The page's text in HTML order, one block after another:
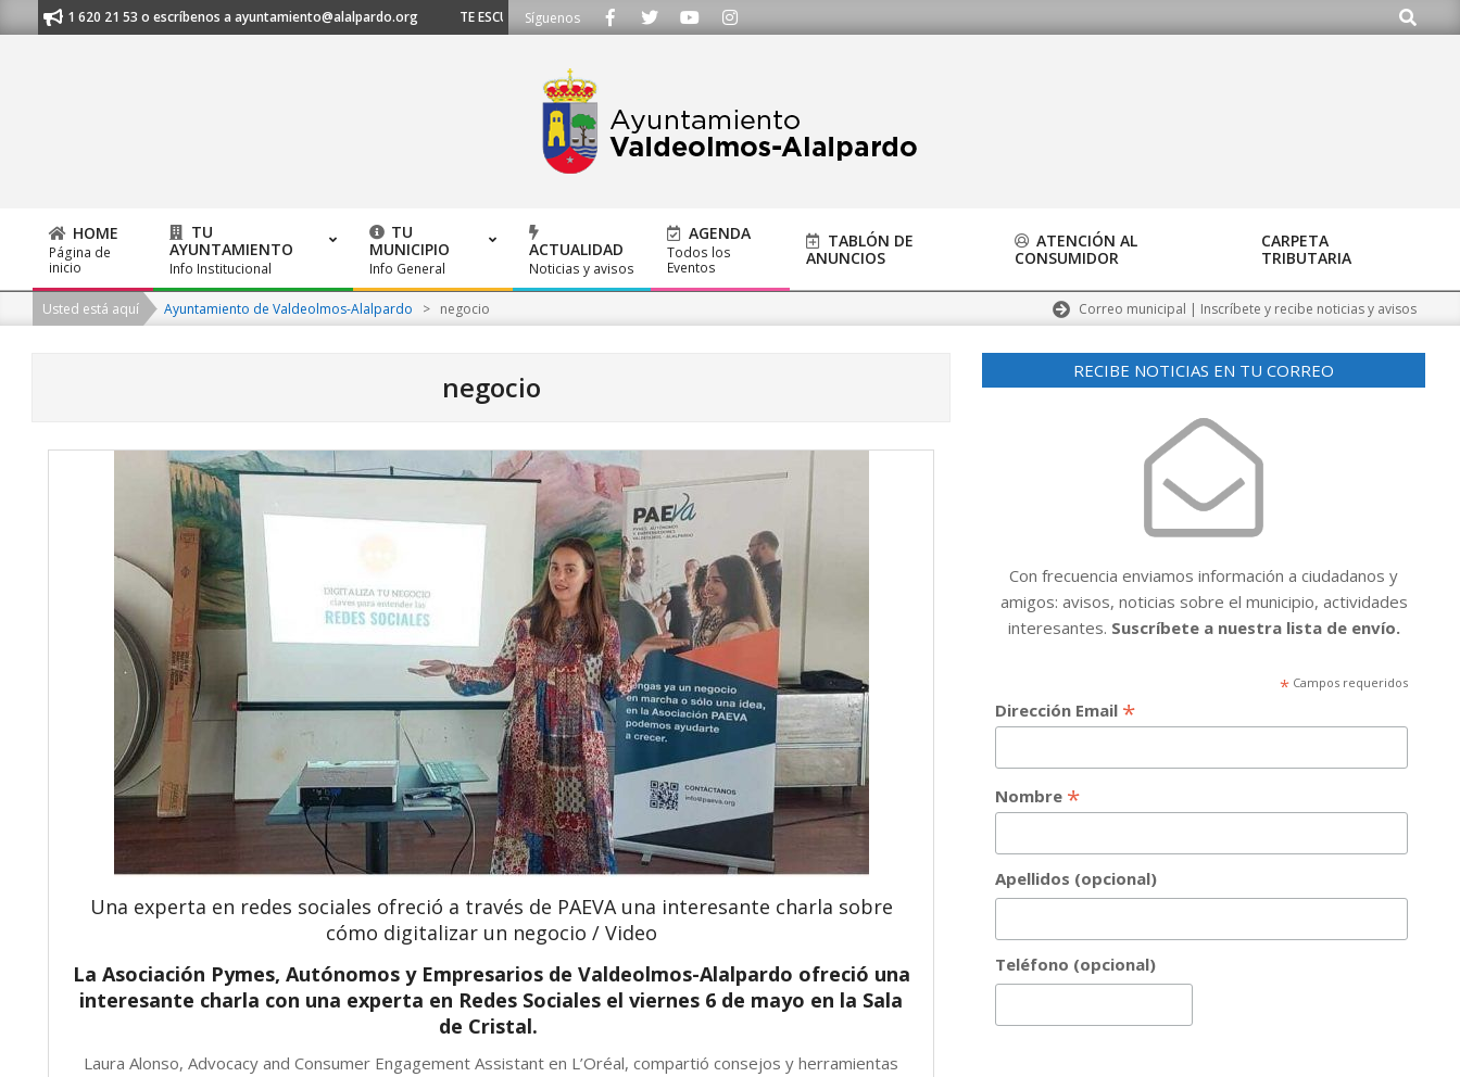
to
al 91 620 21 53 o escríbenos a ayuntamiento@alalpardo.org TE ESCUCHAMOS - Llámanos al 91 620 21 53 o escríbenos a ayuntamiento@alalpardo.org
Síguenos Buscar
Primary
Navigation
Menu
HOME
Página de
inicio
TU
AYUNTAMIENTO
Info Institucional
TU
MUNICIPIO
Info General
ACTUALIDAD
Noticias y avisos
AGENDA
Todos los
Eventos
TABLÓN DE
ANUNCIOS
ATENCIÓN AL
CONSUMIDOR
CARPETA
TRIBUTARIA
Usted está aquí Ayuntamiento de Valdeolmos-Alalpardo > negocio Correo municipal | Inscríbete y recibe noticias y avisos
negocio
Una experta en redes sociales ofreció a través de PAEVA una interesante charla sobre
cómo digitalizar un negocio / Video
La Asociación Pymes, Autónomos y Empresarios de Valdeolmos-Alalpardo ofreció una
interesante charla con una experta en Redes Sociales el viernes 6 de mayo en la Sala
de Cristal.
Laura Alonso, Advocacy and Consumer Engagement Assistant en L’Oréal, compartió consejos y herramientas
RECIBE NOTICIAS EN TU CORREO
Con frecuencia enviamos información a ciudadanos y
amigos: avisos, noticias sobre el municipio, actividades
interesantes. Suscríbete a nuestra lista de envío.
* Campos requeridos
Dirección Email *
Nombre *
Apellidos (opcional)
Teléfono (opcional)